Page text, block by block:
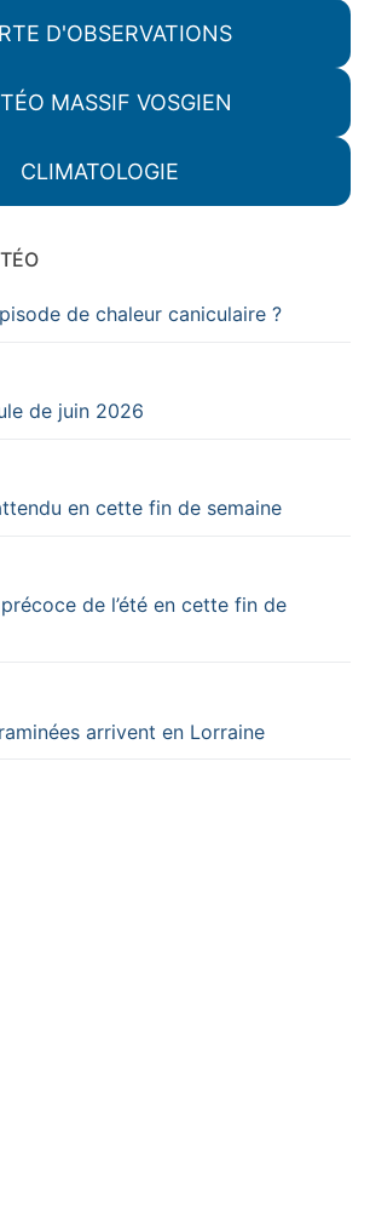
D'OBSERVATIONS
MASSIF VOSGIEN
CLIMATOLOGIE
de chaleur caniculaire ?
de juin 2026
en cette fin de semaine
de l’été en cette fin de
arrivent en Lorraine